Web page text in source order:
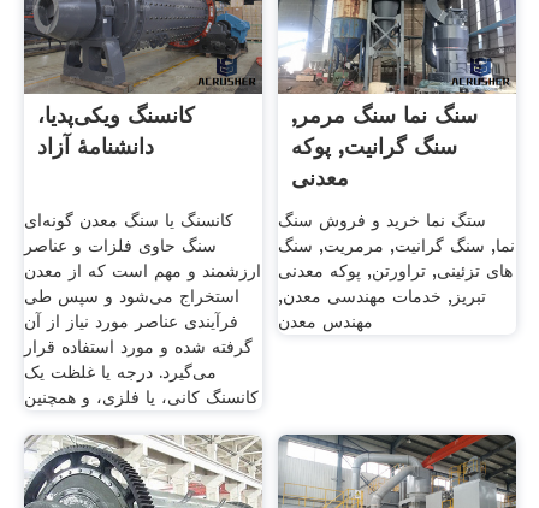
کانسنگ ویکی‌پدیا،
دانشنامهٔ آزاد
کانسنگ یا سنگ معدن گونه‌ای
سنگ حاوی فلزات و عناصر
ارزشمند و مهم است که از معدن
استخراج می‌شود و سپس طی
فرآیندی عناصر مورد نیاز از آن
گرفته شده و مورد استفاده قرار
می‌گیرد. درجه یا غلظت یک
کانسنگ کانی، یا فلزی، و همچنین
سنگ نما سنگ مرمر,
سنگ گرانیت, پوکه
معدنی
ستگ نما خرید و فروش سنگ
نما, سنگ گرانیت, مرمریت, سنگ
های تزئینی, تراورتن, پوکه معدنی
تبریز, خدمات مهندسی معدن,
مهندس معدن